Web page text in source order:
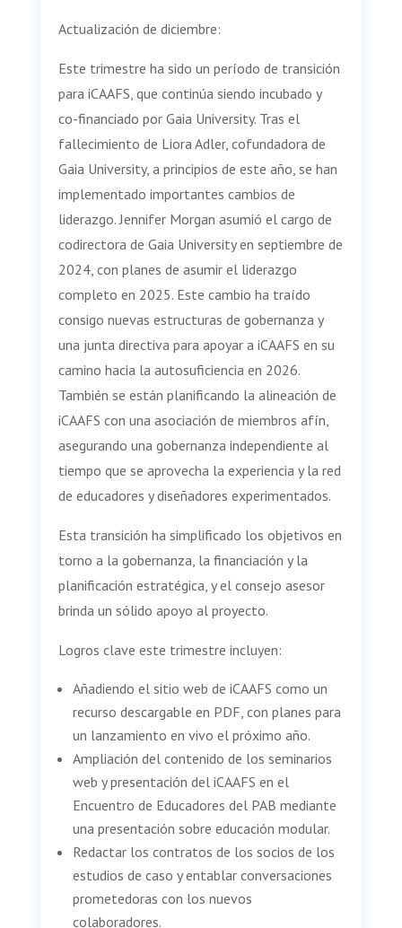
Actualización de diciembre:
Este trimestre ha sido un período de transición
para iCAAFS, que continúa siendo incubado y
co-financiado por Gaia University. Tras el
fallecimiento de Liora Adler, cofundadora de
Gaia University, a principios de este año, se han
implementado importantes cambios de
liderazgo. Jennifer Morgan asumió el cargo de
codirectora de Gaia University en septiembre de
2024, con planes de asumir el liderazgo
completo en 2025. Este cambio ha traído
consigo nuevas estructuras de gobernanza y
una junta directiva para apoyar a iCAAFS en su
camino hacia la autosuficiencia en 2026.
También se están planificando la alineación de
iCAAFS con una asociación de miembros afín,
asegurando una gobernanza independiente al
tiempo que se aprovecha la experiencia y la red
de educadores y diseñadores experimentados.
Esta transición ha simplificado los objetivos en
torno a la gobernanza, la financiación y la
planificación estratégica, y el consejo asesor
brinda un sólido apoyo al proyecto.
Logros clave este trimestre incluyen:
Añadiendo el sitio web de iCAAFS como un
recurso descargable en PDF, con planes para
un lanzamiento en vivo el próximo año.
Ampliación del contenido de los seminarios
web y presentación del iCAAFS en el
Encuentro de Educadores del PAB mediante
una presentación sobre educación modular.
Redactar los contratos de los socios de los
estudios de caso y entablar conversaciones
prometedoras con los nuevos
colaboradores.